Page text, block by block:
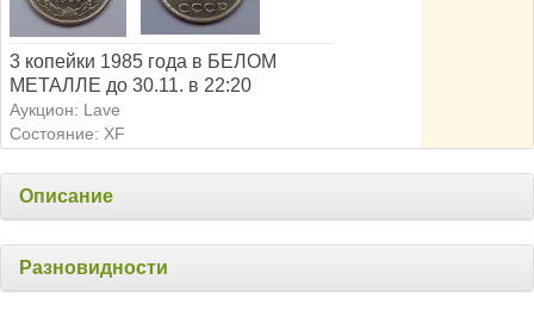
3 копейки 1985 года в БЕЛОМ
МЕТАЛЛЕ до 30.11. в 22:20
Аукцион: Lave
Состояние: XF
Описание
Разновидности